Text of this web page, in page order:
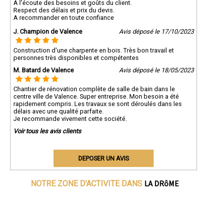
A l'écoute des besoins et goûts du client.
Respect des délais et prix du devis.
A recommander en toute confiance
J. Champion de Valence
Avis déposé le 17/10/2023
Construction d'une charpente en bois. Très bon travail et
personnes très disponibles et compétentes
M. Batard de Valence
Avis déposé le 18/05/2023
Chantier de rénovation complète de salle de bain dans le
centre ville de Valence. Super entreprise. Mon besoin a été
rapidement compris. Les travaux se sont déroulés dans les
délais avec une qualité parfaite.
Je recommande vivement cette société.
Voir tous les avis clients
DEPOSER UN AVIS
NOTRE ZONE D'ACTIVITE DANS LA DRôME